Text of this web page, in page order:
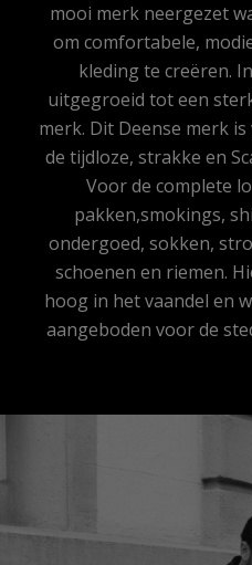
mooi merk neergezet
om comfortabele,
kleding te creëren.
uitgegroeid tot een
merk. Dit Deense merk
de tijdloze, strakke en
Voor de complete
pakken,smokings,
ondergoed, sokken,
schoenen en riemen.
hoog in het vaandel en
aangeboden voor de